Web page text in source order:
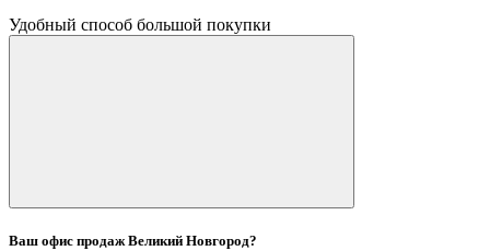
Удобный способ большой покупки
Ваш офис продажВеликий Новгород?